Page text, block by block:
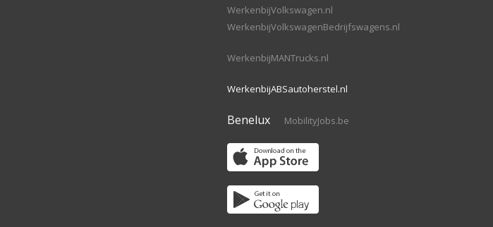
WerkenbijVolkswagen.nl
WerkenbijVolkswagenBedrijfswagens.nl
WerkenbijMANTrucks.nl
WerkenbijABSautoherstel.nl
Benelux MobilityJobs.be